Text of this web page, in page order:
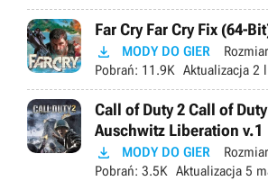
Far Cry Far Cry Fix (64-
 MODY DO GIER
Pobrań: 11.9K Aktualizacja 2
Call of Duty 2 Call of
Auschwitz Liberation v.1
 MODY DO GIER
Pobrań: 3.5K Aktualizacja 5